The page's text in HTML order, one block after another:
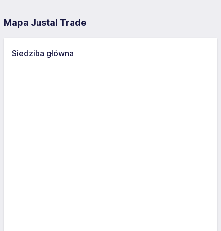
Mapa Justal Trade
Siedziba główna